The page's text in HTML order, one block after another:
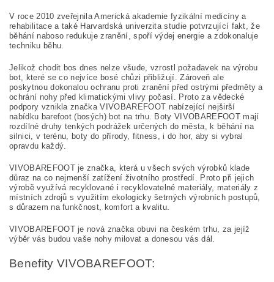
V roce 2010 zveřejnila Americká akademie fyzikální medicíny a
rehabilitace a také Harvardská univerzita studie potvrzující fakt, že
běhání naboso redukuje zranění, spoří výdej energie a zdokonaluje
techniku běhu.
Jelikož chodit bos dnes nelze všude, vzrostl požadavek na výrobu
bot, které se co nejvíce bosé chůzi přibližují. Zároveň ale
poskytnou dokonalou ochranu proti zranění před ostrými předměty a
ochrání nohy před klimatickými vlivy počasí. Proto za vědecké
podpory vznikla značka VIVOBAREFOOT nabízející nejširší
nabídku barefoot (bosých) bot na trhu. Boty VIVOBAREFOOT mají
rozdílné druhy tenkých podrážek určených do města, k běhání na
silnici, v terénu, boty do přírody, fitness, i do hor, aby si vybral
opravdu každý.
VIVOBAREFOOT je značka, která u všech svých výrobků klade
důraz na co nejmenší zatížení životního prostředí. Proto při jejich
výrobě využívá recyklované i recyklovatelné materiály, materiály z
místních zdrojů s využitím ekologicky šetrných výrobních postupů,
s důrazem na funkčnost, komfort a kvalitu.
VIVOBAREFOOT je nová značka obuvi na českém trhu, za jejíž
výběr vás budou vaše nohy milovat a donesou vás dál.
Benefity VIVOBAREFOOT: